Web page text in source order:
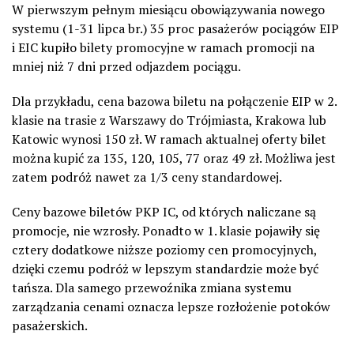
W pierwszym pełnym miesiącu obowiązywania nowego
systemu (1-31 lipca br.) 35 proc pasażerów pociągów EIP
i EIC kupiło bilety promocyjne w ramach promocji na
mniej niż 7 dni przed odjazdem pociągu.
Dla przykładu, cena bazowa biletu na połączenie EIP w 2.
klasie na trasie z Warszawy do Trójmiasta, Krakowa lub
Katowic wynosi 150 zł. W ramach aktualnej oferty bilet
można kupić za 135, 120, 105, 77 oraz 49 zł. Możliwa jest
zatem podróż nawet za 1/3 ceny standardowej.
Ceny bazowe biletów PKP IC, od których naliczane są
promocje, nie wzrosły. Ponadto w 1. klasie pojawiły się
cztery dodatkowe niższe poziomy cen promocyjnych,
dzięki czemu podróż w lepszym standardzie może być
tańsza. Dla samego przewoźnika zmiana systemu
zarządzania cenami oznacza lepsze rozłożenie potoków
pasażerskich.